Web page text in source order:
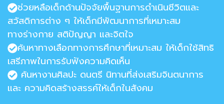
ช่วยหลือเด็กด้านปัจจัยพื้นฐานการดำเนินชีวิตและ
สวัสดิการต่าง ๆ ให้เด็กมีพัฒนาการที่เหมาะสม
ทางร่างกาย สติปัญญา และจิตใจ
ค้นหาทางเลือกทางการศึกษาที่เหมาะสม ให้เด็กใช้สิทธิ
เสรีภาพในการรับฟังความคิดเห็น
ค้นหางานศิลปะ ดนตรี นิทานที่ส่งเสริมจินตนาการ
และ ความคิดสร้างสรรค์ให้เด็กในสังคม